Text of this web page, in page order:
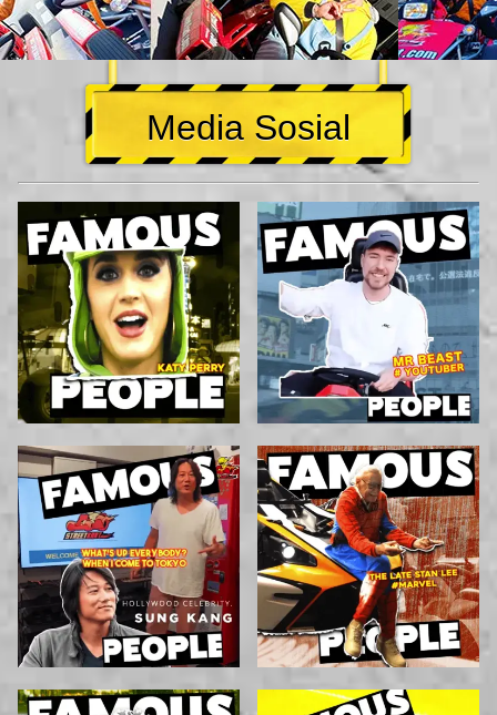
Media Sosial